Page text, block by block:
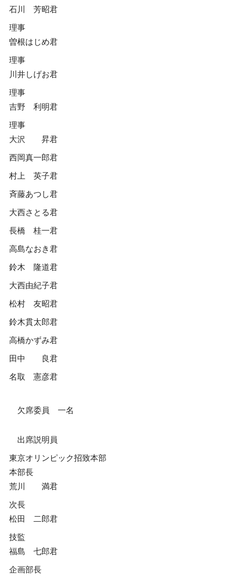
石川 芳昭君
理事
曽根はじめ君
理事
川井しげお君
理事
吉野 利明君
理事
大沢 昇君
西岡真一郎君
村上 英子君
斉藤あつし君
大西さとる君
長橋 桂一君
高島なおき君
鈴木 隆道君
大西由紀子君
松村 友昭君
鈴木貫太郎君
高橋かずみ君
田中 良君
名取 憲彦君
欠席委員 一名
出席説明員
東京オリンピック招致本部
本部長
荒川 満君
次長
松田 二郎君
技監
福島 七郎君
企画部長